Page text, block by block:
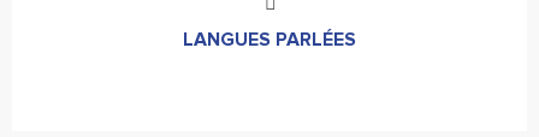
LANGUES PARLÉESLANGUES PARLÉES